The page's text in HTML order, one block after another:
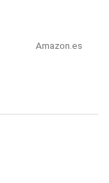
Amazon.es